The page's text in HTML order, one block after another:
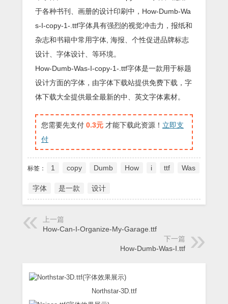
于各种书刊、画册的设计印刷中，How-Dumb-Wa
s-I-copy-1-.ttf字体具有强烈的视觉冲击力，报纸和
杂志和书籍中常用字体, 海报、个性促进品牌标志
设计、字体设计、等环境。
How-Dumb-Was-I-copy-1-.ttf字体是一款用于标题
设计方面的字体，由字体下载站提供免费下载，字
体下载大全提供最全最新的中、英文字体素材。
您需要先支付 0.3元 才能下载此资源！ 立即支
付
标签： 1 copy Dumb How i ttf Was
字体 是一款 设计
上一篇
How-Can-I-Organize-My-Garage.ttf
下一篇
How-Dumb-Was-I.ttf
Northstar-3D.ttf